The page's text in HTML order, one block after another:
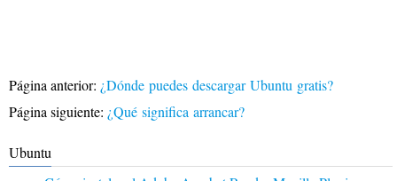
Página anterior: ¿Dónde puedes descargar Ubuntu gratis?
Página siguiente: ¿Qué significa arrancar?
Ubuntu